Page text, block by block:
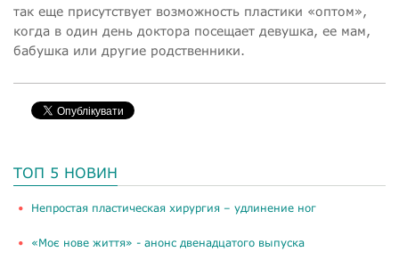
так еще присутствует возможность пластики «оптом»,
когда в один день доктора посещает девушка, ее мам,
бабушка или другие родственники.
ТОП 5 НОВИН
​Непростая пластическая хирургия – удлинение ног
«Моє нове життя» - анонс двенадцатого выпуска